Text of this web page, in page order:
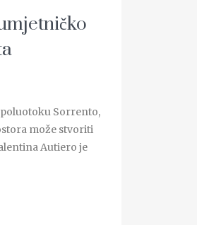
poluotoku Sorrento,
može stvoriti
Autiero je